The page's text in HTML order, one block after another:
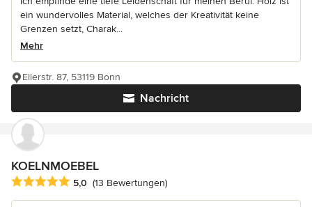
ein wundervolles Material, welches der Kreativität keine
Grenzen setzt, Charak...
Mehr
Nachricht
Ellerstr. 87, 53119 Bonn
KOELNMOEBEL
Durchschnittliche Bewertung: 5 von 5 Sternen
5,0 (13 Bewertungen)